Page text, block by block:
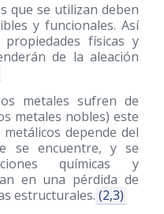
que se utilizan deben
y funcionales. Así
físicas y
de la aleación
metales sufren de
metales nobles) este
depende del
se encuentre, y se
químicas y
en una pérdida de
estructurales. (2,3)